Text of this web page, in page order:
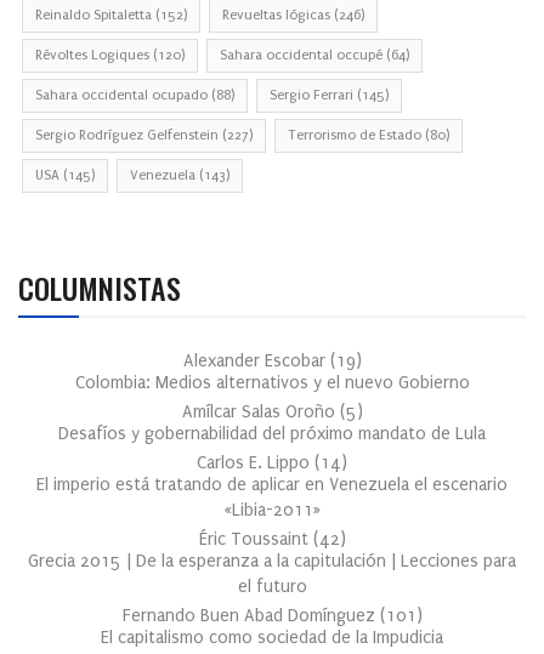
Reinaldo Spitaletta (152) Revueltas lógicas (246)
Révoltes Logiques (120) Sahara occidental occupé (64)
Sahara occidental ocupado (88) Sergio Ferrari (145)
Sergio Rodríguez Gelfenstein (227) Terrorismo de Estado (80)
USA (145) Venezuela (143)
COLUMNISTAS
Alexander Escobar (19)
Colombia: Medios alternativos y el nuevo Gobierno
Amílcar Salas Oroño (5)
Desafíos y gobernabilidad del próximo mandato de Lula
Carlos E. Lippo (14)
El imperio está tratando de aplicar en Venezuela el escenario
«Libia-2011»
Éric Toussaint (42)
Grecia 2015 | De la esperanza a la capitulación | Lecciones para
el futuro
Fernando Buen Abad Domínguez (101 )
El capitalismo como sociedad de la Impudicia